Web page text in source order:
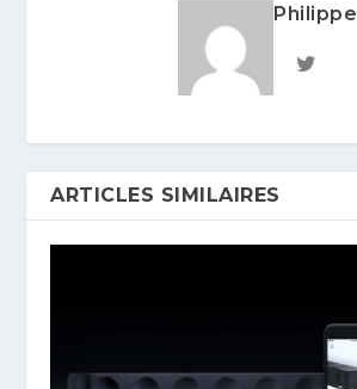
Philippe
ARTICLES SIMILAIRES